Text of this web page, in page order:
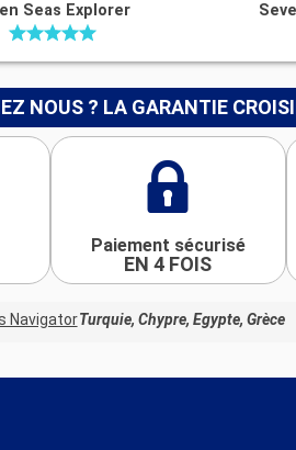
Seas Explorer
NOUS ? LA GARANTIE
Paiement sécurisé
EN 4 FOIS
NavigatorTurquie, Chypre, Egypte, Grèce